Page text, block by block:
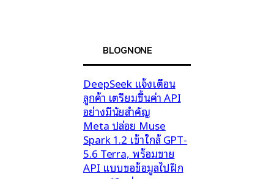
BLOGNONE
DeepSeek แจ้งเตือน
ลูกค้า เตรียมขึ้นค่า API
อย่างมีนัยสำคัญ
Meta ปล่อย Muse
Spark 1.2 เข้าใกล้ GPT-
5.6 Terra, พร้อมขาย
API แบบขอข้อมูลไปฝึก